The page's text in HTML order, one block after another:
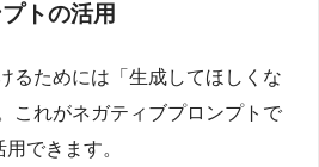
トの活用
るためには「生成してほしくな
これがネガティブプロンプトで
できます。